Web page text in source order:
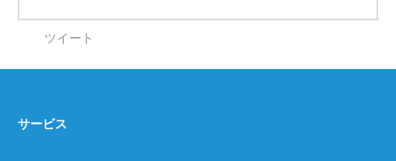
ツイート
サービス